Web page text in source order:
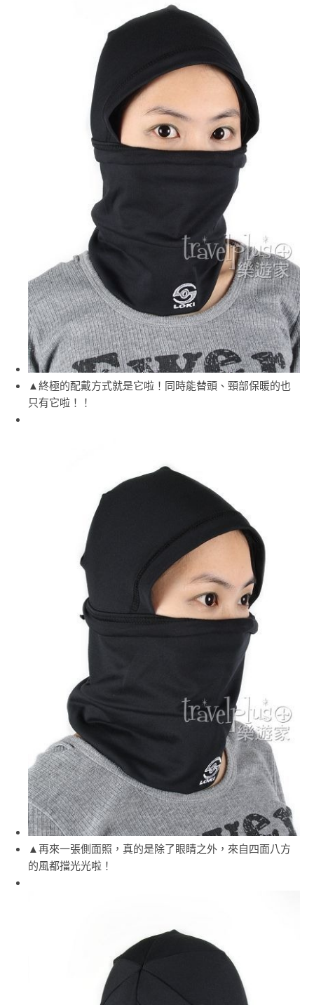
▲終極的配戴方式就是它啦！同時能替頭、頸部保暖的也
只有它啦！！
▲再來一張側面照，真的是除了眼睛之外，來自四面八方
的風都擋光光啦！